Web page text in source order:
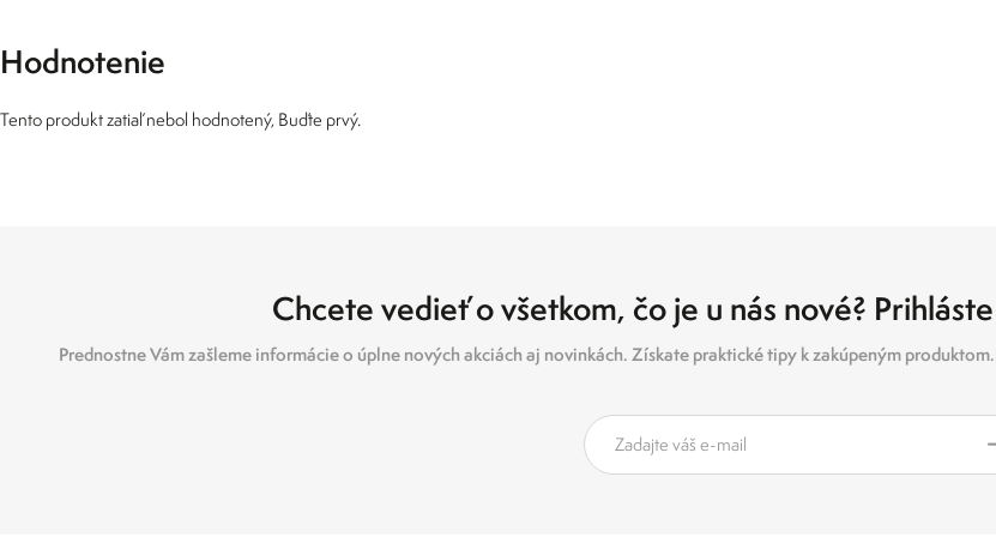
Hodnotenie
Tento produkt zatiaľ nebol hodnotený, Buďte prvý.
Chcete vedieť o všetkom, čo je u nás nové?
Prednostne Vám zašleme informácie o úplne nových akciách aj novinkách. Získate praktické tipy k zakúpeným